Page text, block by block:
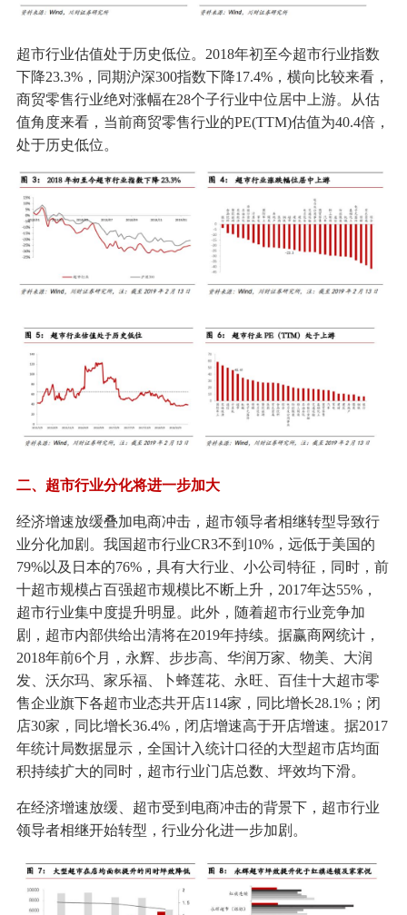
超市行业估值处于历史低位。2018年初至今超市行业指数
下降23.3%，同期沪深300指数下降17.4%，横向比较来看，
商贸零售行业绝对涨幅在28个子行业中位居中上游。从估
值角度来看，当前商贸零售行业的PE(TTM)估值为40.4倍，
处于历史低位。
二、超市行业分化将进一步加大
经济增速放缓叠加电商冲击，超市领导者相继转型导致行
业分化加剧。我国超市行业CR3不到10%，远低于美国的
79%以及日本的76%，具有大行业、小公司特征，同时，前
十超市规模占百强超市规模比不断上升，2017年达55%，
超市行业集中度提升明显。此外，随着超市行业竞争加
剧，超市内部供给出清将在2019年持续。据赢商网统计，
2018年前6个月，永辉、步步高、华润万家、物美、大润
发、沃尔玛、家乐福、卜蜂莲花、永旺、百佳十大超市零
售企业旗下各超市业态共开店114家，同比增长28.1%；闭
店30家，同比增长36.4%，闭店增速高于开店增速。据2017
年统计局数据显示，全国计入统计口径的大型超市店均面
积持续扩大的同时，超市行业门店总数、坪效均下滑。
在经济增速放缓、超市受到电商冲击的背景下，超市行业
领导者相继开始转型，行业分化进一步加剧。